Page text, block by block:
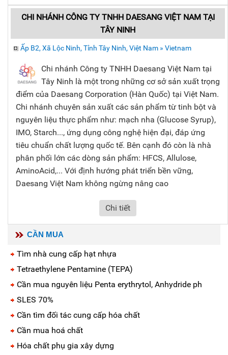
CHI NHÁNH CÔNG TY TNHH DAESANG VIỆT NAM TẠI
TÂY NINH
Ấp B2, Xã Lộc Ninh, Tỉnh Tây Ninh, Việt Nam » Vietnam
Chi nhánh Công ty TNHH Daesang Việt Nam tại
Tây Ninh là một trong những cơ sở sản xuất trọng
điểm của Daesang Corporation (Hàn Quốc) tại Việt Nam.
Chi nhánh chuyên sản xuất các sản phẩm từ tinh bột và
nguyên liệu thực phẩm như: mạch nha (Glucose Syrup),
IMO, Starch..., ứng dụng công nghệ hiện đại, đáp ứng
tiêu chuẩn chất lượng quốc tế. Bên cạnh đó còn là nhà
phân phối lớn các dòng sản phẩm: HFCS, Allulose,
AminoAcid,... Với định hướng phát triển bền vững,
Daesang Việt Nam không ngừng nâng cao
Chi tiết
CẦN MUA
Tìm nhà cung cấp hạt nhựa
Tetraethylene Pentamine (TEPA)
Cần mua nguyên liệu Penta erythrytol, Anhydride ph
SLES 70%
Cần tìm đối tác cung cấp hóa chất
Cần mua hoá chất
Hóa chất phụ gia xây dựng